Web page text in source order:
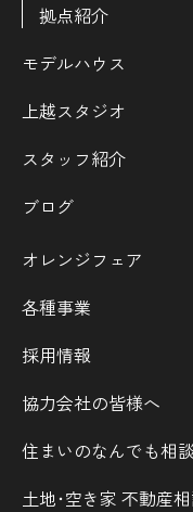
拠点紹介
モデルハウス
上越スタジオ
スタッフ紹介
ブログ
オレンジフェア
各種事業
採用情報
協力会社の皆様へ
住まいのなんでも相談
土地･空き家 不動産